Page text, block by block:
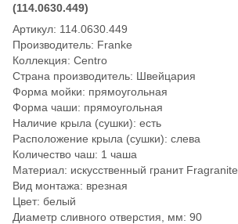
(114.0630.449)
Артикул: 114.0630.449
Производитель: Franke
Коллекция: Centro
Страна производитель: Швейцария
Форма мойки: прямоугольная
Форма чаши: прямоугольная
Наличие крыла (сушки): есть
Расположение крыла (сушки): слева
Количество чаш: 1 чаша
Материал: искусственный гранит Fragranite
Вид монтажа: врезная
Цвет: белый
Диаметр сливного отверстия, мм: 90